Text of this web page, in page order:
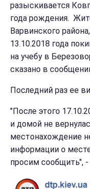
разыскивается
года рождения.
Варвинского
13.10.2018 года
на учебу в
сказано в
Последний раз ее
"После этого
и домой не
местонахождение
информации о
просим сообщить", -